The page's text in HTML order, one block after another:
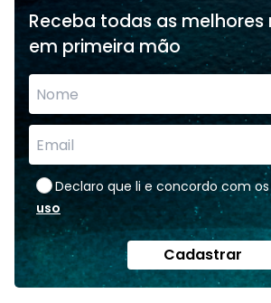
Receba todas as
em primeira mão
Declaro que li e concordo com os
uso
Cadastrar